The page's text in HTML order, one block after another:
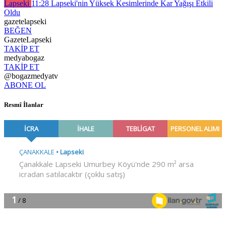
Lapseki 11:28 Lapseki'nin Yüksek Kesimlerinde Kar Yağışı Etkili
Oldu
gazetelapseki
BEĞEN
GazeteLapseki
TAKİP ET
medyabogaz
TAKİP ET
@bogazmedyatv
ABONE OL
Resmî İlanlar